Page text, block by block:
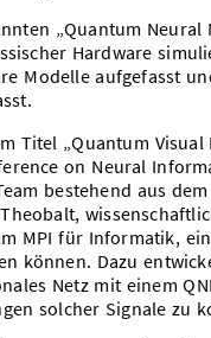
„Quantum Neural
Hardware
Modelle aufgefasst
Titel „Quantum
on Neural
bestehend aus
MPI für Informatik,
können. Dazu
Netz mit einem
solcher Signale zu